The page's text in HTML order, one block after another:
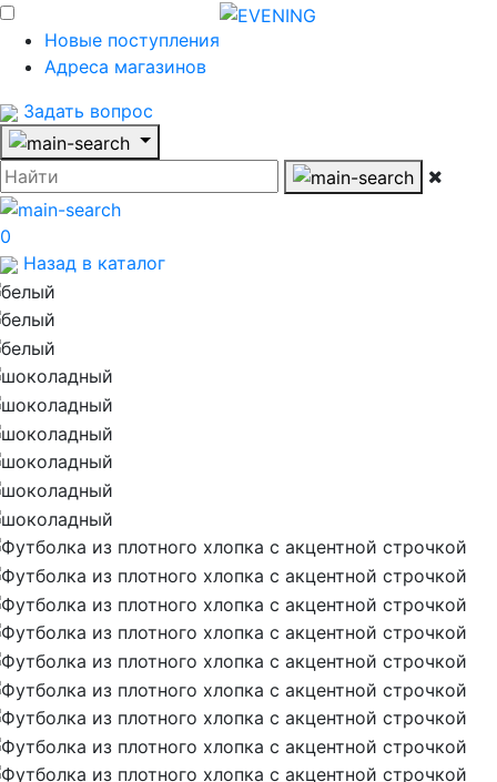
Новые поступления
Адреса магазинов
Задать вопрос
0
Назад в каталог